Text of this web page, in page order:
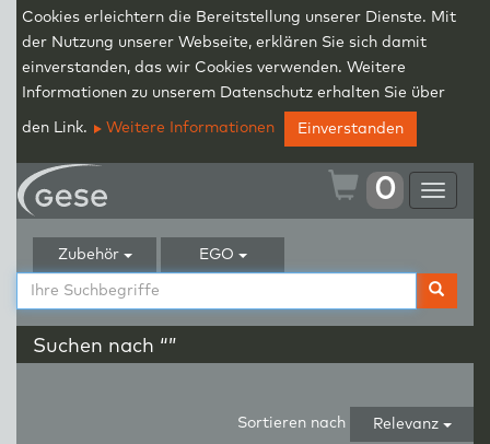
Cookies erleichtern die Bereitstellung unserer Dienste. Mit
der Nutzung unserer Webseite, erklären Sie sich damit
einverstanden, das wir Cookies verwenden. Weitere
Informationen zu unserem Datenschutz erhalten Sie über
den Link. Weitere Informationen Einverstanden
Toggle
0
Zubehör EGO
Suchen nach “”
Sortieren nach Relevanz